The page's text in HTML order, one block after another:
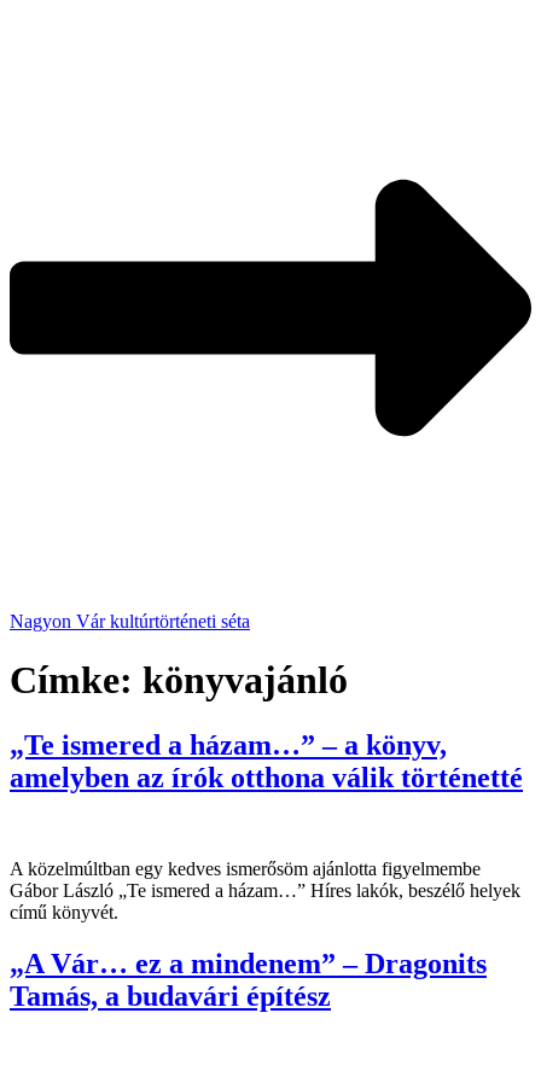
Nagyon Vár kultúrtörténeti séta
Címke: könyvajánló
„Te ismered a házam…” – a könyv,
amelyben az írók otthona válik történetté
A közelmúltban egy kedves ismerősöm ajánlotta figyelmembe
Gábor László „Te ismered a házam…” Híres lakók, beszélő helyek
című könyvét.
„A Vár… ez a mindenem” – Dragonits
Tamás, a budavári építész